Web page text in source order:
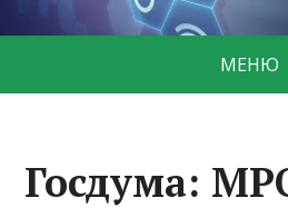
МЕНЮ
Госдума: